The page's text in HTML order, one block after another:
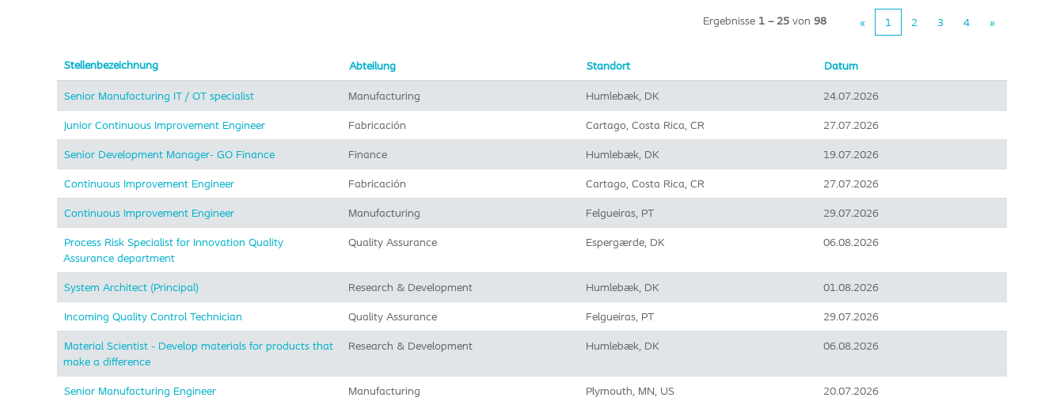
Ergebnisse 1 – 25 von 98 « 1 2 3 4 »
Stellenbezeichnung Abteilung Standort Datum
Senior Manufacturing IT / OT specialist Manufacturing Humlebæk, DK 24.07.2026
Junior Continuous Improvement Engineer Fabricación Cartago, Costa Rica, CR 27.07.2026
Senior Development Manager- GO Finance Finance Humlebæk, DK 19.07.2026
Continuous Improvement Engineer Fabricación Cartago, Costa Rica, CR 27.07.2026
Continuous Improvement Engineer Manufacturing Felgueiras, PT 29.07.2026
Process Risk Specialist for Innovation Quality
Assurance department
Quality Assurance Espergærde, DK 06.08.2026
System Architect (Principal) Research & Development Humlebæk, DK 01.08.2026
Incoming Quality Control Technician Quality Assurance Felgueiras, PT 29.07.2026
Material Scientist - Develop materials for products that
make a difference
Research & Development Humlebæk, DK 06.08.2026
Senior Manufacturing Engineer Manufacturing Plymouth, MN, US 20.07.2026